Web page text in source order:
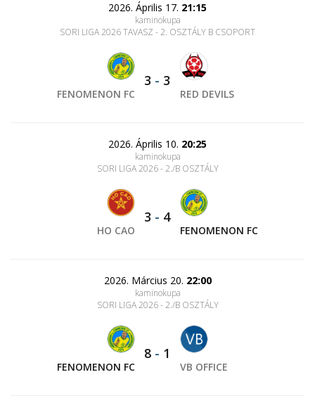
2026. Április 17. 21:15
kaminokupa
SORI LIGA 2026 TAVASZ - 2. OSZTÁLY B CSOPORT
FENOMENON FC
3 - 3
RED DEVILS
2026. Április 10. 20:25
kaminokupa
SORI LIGA 2026 - 2./B OSZTÁLY
HO CAO
3 - 4
FENOMENON FC
2026. Március 20. 22:00
kaminokupa
SORI LIGA 2026 - 2./B OSZTÁLY
FENOMENON FC
8 - 1
VB OFFICE